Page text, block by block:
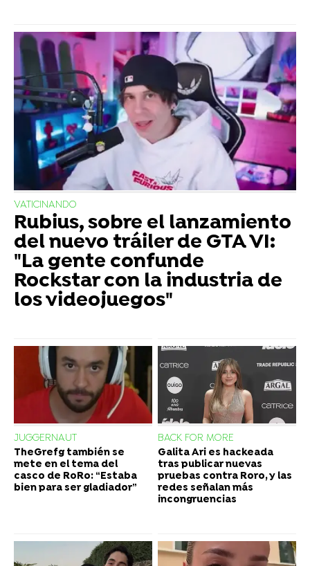
VATICINANDO
Rubius, sobre el lanzamiento
del nuevo tráiler de GTA VI:
"La gente confunde
Rockstar con la industria de
los videojuegos"
JUGGERNAUT
TheGrefg también se
mete en el tema del
casco de RoRo: “Estaba
bien para ser gladiador”
BACK FOR MORE
Galita Ari es hackeada
tras publicar nuevas
pruebas contra Roro, y las
redes señalan más
incongruencias